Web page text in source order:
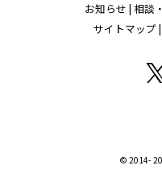
お知らせ | 相談
サイトマップ |
© 2014-